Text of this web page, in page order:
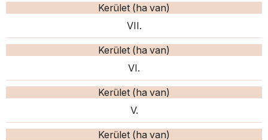
Kerület (ha van)
VII.
Kerület (ha van)
VI.
Kerület (ha van)
V.
Kerület (ha van)